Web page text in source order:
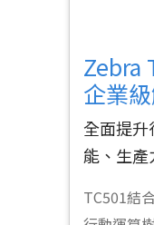
Zebra
企業
全面提
能、生產
TC501結